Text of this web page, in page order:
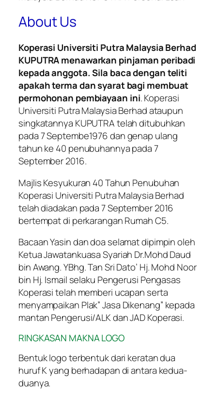
About Us
Koperasi Universiti Putra Malaysia Berhad
KUPUTRA menawarkan pinjaman peribadi
kepada anggota. Sila baca dengan teliti
apakah terma dan syarat bagi membuat
permohonan pembiayaan ini. Koperasi
Universiti Putra Malaysia Berhad ataupun
singkatannya KUPUTRA telah ditubuhkan
pada 7 Septembe1976 dan genap ulang
tahun ke 40 penubuhannya pada 7
September 2016.
Majlis Kesyukuran 40 Tahun Penubuhan
Koperasi Universiti Putra Malaysia Berhad
telah diadakan pada 7 September 2016
bertempat di perkarangan Rumah C5.
Bacaan Yasin dan doa selamat dipimpin oleh
Ketua Jawatankuasa Syariah Dr.Mohd Daud
bin Awang. YBhg. Tan Sri Dato’ Hj. Mohd Noor
bin Hj. Ismail selaku Pengerusi Pengasas
Koperasi telah memberi ucapan serta
menyampaikan Plak” Jasa Dikenang” kepada
mantan Pengerusi/ALK dan JAD Koperasi.
RINGKASAN MAKNA LOGO
Bentuk logo terbentuk dari keratan dua
huruf K yang berhadapan di antara kedua-
duanya.